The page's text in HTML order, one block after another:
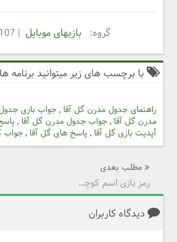
گروه: بازیهای موبایل | 4,107 بازدید | 0 دانلود
با برچسب های زیر میتوانید برنامه
راهنمای جدول مدرن گل آقا , جواب بازی
مدرن گل آقا , جواب جدول مدرن گل آقا ,
آپدیت بازی گل آقا , پاسخ های گل آقا , جواب
مطلب بعدی
رمز بازی اسم کوچیکش چیه؟
دیدگاه کاربران